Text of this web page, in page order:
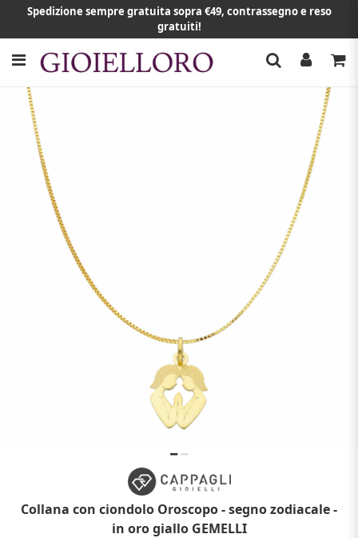
Spedizione sempre gratuita sopra €49, contrassegno e reso
gratuiti!
Collana con ciondolo Oroscopo - segno zodiacale -
in oro giallo GEMELLI